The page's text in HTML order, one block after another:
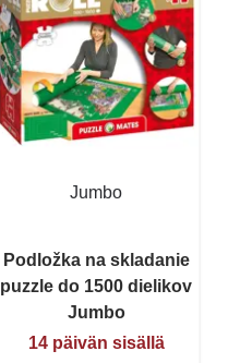
Jumbo
Podložka na skladanie
puzzle do 1500 dielikov
Jumbo
14 päivän sisällä